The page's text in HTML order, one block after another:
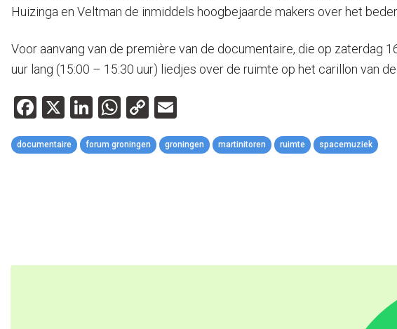
Huizinga en Veltman de inmiddels hoogbejaarde makers over het
Voor aanvang van de première van de documentaire, die op zaterdag
uur lang (15:00 – 15:30 uur) liedjes over de ruimte op het carillon van
Facebook
X LinkedIn
WhatsApp
Copy
Link
documentaire forum groningen groningen martinitoren ruimte spacemuziek